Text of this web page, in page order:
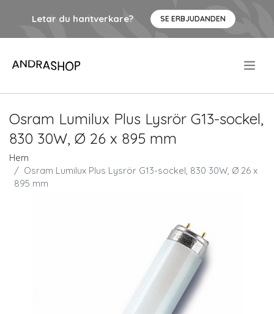
Letar du hantverkare? SE ERBJUDANDEN
Osram Lumilux Plus Lysrör G13-sockel,
830 30W, Ø 26 x 895 mm
Hem
Osram Lumilux Plus Lysrör G13-sockel, 830 30W, Ø 26 x
895 mm